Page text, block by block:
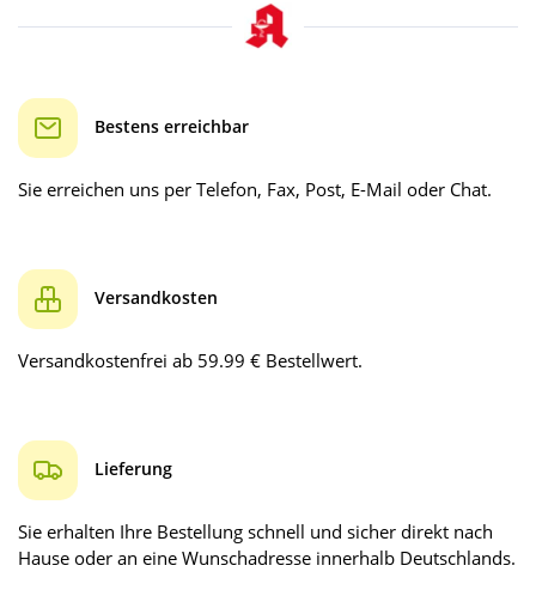
Bestens erreichbar
Sie erreichen uns per Telefon, Fax, Post, E-Mail oder Chat.
Versandkosten
Versandkostenfrei ab 59.99 € Bestellwert.
Lieferung
Sie erhalten Ihre Bestellung schnell und sicher direkt nach
Hause oder an eine Wunschadresse innerhalb Deutschlands.